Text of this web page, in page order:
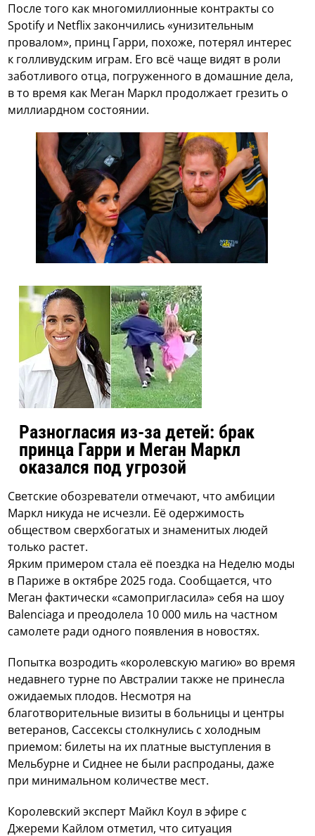
После того как многомиллионные контракты со
Spotify и Netflix закончились «унизительным
провалом», принц Гарри, похоже, потерял интерес
к голливудским играм. Его всё чаще видят в роли
заботливого отца, погруженного в домашние дела,
в то время как Меган Маркл продолжает грезить о
миллиардном состоянии.
Разногласия из-за детей: брак
принца Гарри и Меган Маркл
оказался под угрозой
Светские обозреватели отмечают, что амбиции
Маркл никуда не исчезли. Её одержимость
обществом сверхбогатых и знаменитых людей
только растет.
Ярким примером стала её поездка на Неделю моды
в Париже в октябре 2025 года. Сообщается, что
Меган фактически «самопригласила» себя на шоу
Balenciaga и преодолела 10 000 миль на частном
самолете ради одного появления в новостях.
Попытка возродить «королевскую магию» во время
недавнего турне по Австралии также не принесла
ожидаемых плодов. Несмотря на
благотворительные визиты в больницы и центры
ветеранов, Сассексы столкнулись с холодным
приемом: билеты на их платные выступления в
Мельбурне и Сиднее не были распроданы, даже
при минимальном количестве мест.
Королевский эксперт Майкл Коул в эфире с
Джереми Кайлом отметил, что ситуация